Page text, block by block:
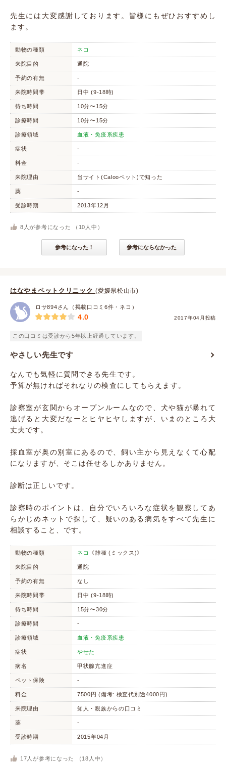
先生には大変感謝しております。皆様にもぜひおすすめし
ます。
動物の種類 ネコ
来院目的 通院
予約の有無 -
来院時間帯 日中 (9-18時)
待ち時間 10分〜15分
診療時間 10分〜15分
診療領域 血液・免疫系疾患
症状 -
料金 -
来院理由 当サイト(Calooペット)で知った
薬 -
受診時期 2013年12月
8 人が参考になった （ 10 人中）
参考になった！ 参考にならなかった
はなやまペットクリニック(愛媛県松山市)
ロサ894さん（掲載口コミ6件・ネコ）
2017年04月投稿
4.0
この口コミは受診から5年以上経過しています。
やさしい先生です
なんでも気軽に質問できる先生です。
予算が無ければそれなりの検査にしてもらえます。
診察室が玄関からオープンルームなので、犬や猫が暴れて
逃げると大変だなーとヒヤヒヤしますが、いまのところ大
丈夫です。
採血室が奥の別室にあるので、飼い主から見えなくて心配
になりますが、そこは任せるしかありません。
診断は正しいです。
診察時のポイントは、自分でいろいろな症状を観察してあ
らかじめネットで探して、疑いのある病気をすべて先生に
相談すること、です。
動物の種類 ネコ 《雑種 (ミックス)》
来院目的 通院
予約の有無 なし
来院時間帯 日中 (9-18時)
待ち時間 15分〜30分
診療時間 -
診療領域 血液・免疫系疾患
症状 やせた
病名 甲状腺亢進症
ペット保険 -
料金 7500円 (備考: 検査代別途4000円)
来院理由 知人・親族からの口コミ
薬 -
受診時期 2015年04月
17 人が参考になった （ 18 人中）